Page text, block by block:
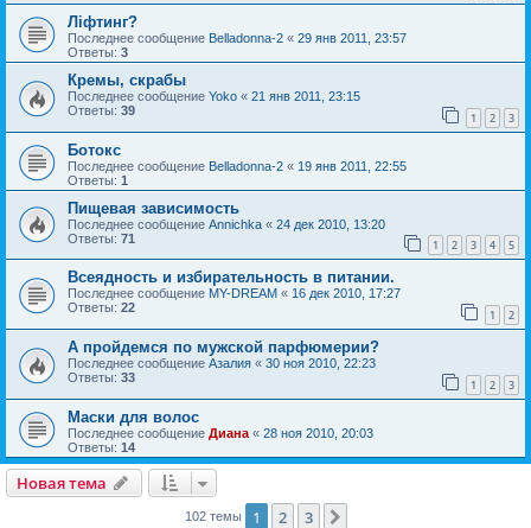
Ліфтинг?
Последнее сообщение Belladonna-2 « 29 янв 2011, 23:57
Ответы: 3
Кремы, скрабы
Последнее сообщение Yoko « 21 янв 2011, 23:15
Ответы: 39 1 2 3
Ботокс
Последнее сообщение Belladonna-2 « 19 янв 2011, 22:55
Ответы: 1
Пищевая зависимость
Последнее сообщение Annichka « 24 дек 2010, 13:20
Ответы: 71 1 2 3 4 5
Всеядность и избирательность в питании.
Последнее сообщение MY-DREAM « 16 дек 2010, 17:27
Ответы: 22 1 2
А пройдемся по мужской парфюмерии?
Последнее сообщение Азалия « 30 ноя 2010, 22:23
Ответы: 33 1 2 3
Маски для волос
Последнее сообщение Диана « 28 ноя 2010, 20:03
Ответы: 14
Новая тема
102 темы 1 2 3